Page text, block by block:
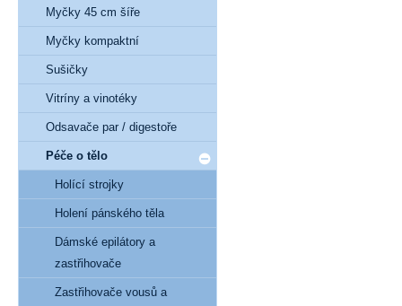
Myčky 45 cm šíře
Myčky kompaktní
Sušičky
Vitríny a vinotéky
Odsavače par / digestoře
Péče o tělo
Holící strojky
Holení pánského těla
Dámské epilátory a
zastřihovače
Zastřihovače vousů a